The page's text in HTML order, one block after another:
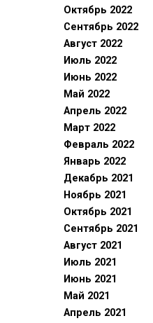
Октябрь 2022
Сентябрь 2022
Август 2022
Июль 2022
Июнь 2022
Май 2022
Апрель 2022
Март 2022
Февраль 2022
Январь 2022
Декабрь 2021
Ноябрь 2021
Октябрь 2021
Сентябрь 2021
Август 2021
Июль 2021
Июнь 2021
Май 2021
Апрель 2021